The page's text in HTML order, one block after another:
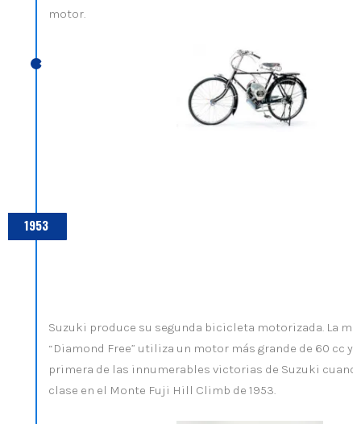
motor.
1953
Suzuki produce su segunda bicicleta motorizada. La
“Diamond Free” utiliza un motor más grande de 60 cc y
primera de las innumerables victorias de Suzuki
clase en el Monte Fuji Hill Climb de 1953.